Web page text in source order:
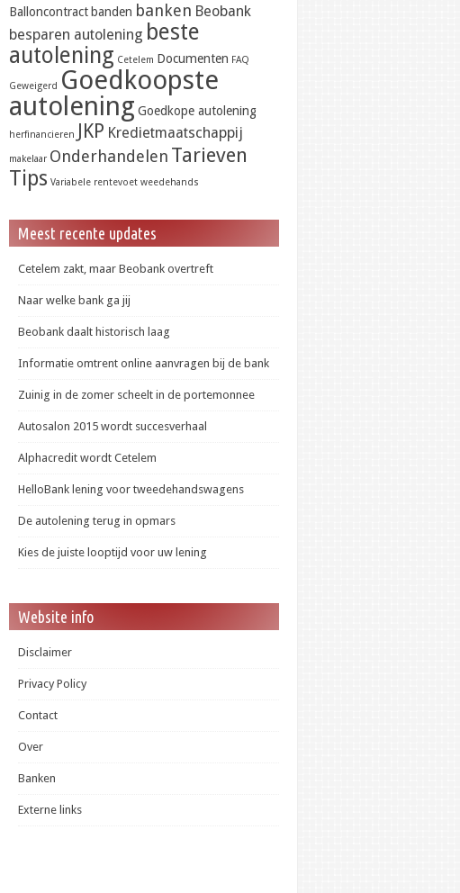
Balloncontract banden banken Beobank
besparen autolening beste
autolening Cetelem Documenten FAQ
Geweigerd Goedkoopste
autolening Goedkope autolening
herfinancieren JKP Kredietmaatschappij
makelaar Onderhandelen Tarieven
Tips Variabele rentevoet weedehands
Meest recente updates
Cetelem zakt, maar Beobank overtreft
Naar welke bank ga jij
Beobank daalt historisch laag
Informatie omtrent online aanvragen bij de bank
Zuinig in de zomer scheelt in de portemonnee
Autosalon 2015 wordt succesverhaal
Alphacredit wordt Cetelem
HelloBank lening voor tweedehandswagens
De autolening terug in opmars
Kies de juiste looptijd voor uw lening
Website info
Disclaimer
Privacy Policy
Contact
Over
Banken
Externe links